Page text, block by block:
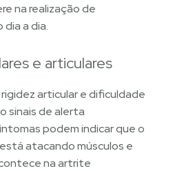
na realização de
a dia.
e articulares
articular e dificuldade
sinais de alerta
podem indicar que o
atacando músculos e
na artrite